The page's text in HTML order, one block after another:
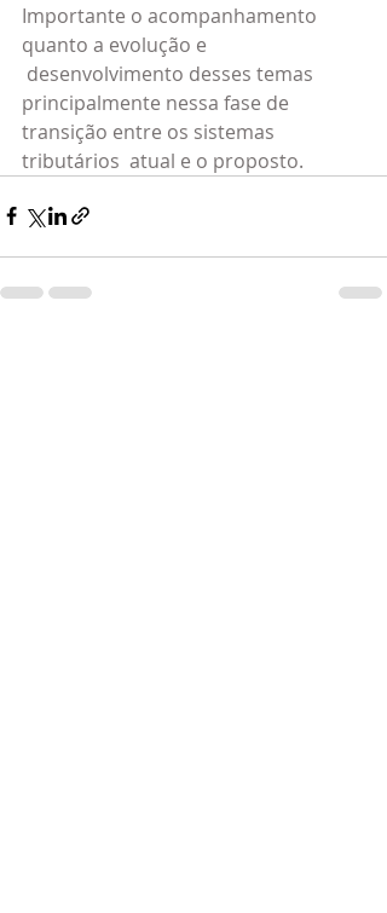
Importante o acompanhamento
quanto a evolução e
desenvolvimento desses temas
principalmente nessa fase de
transição entre os sistemas
tributários  atual e o proposto.